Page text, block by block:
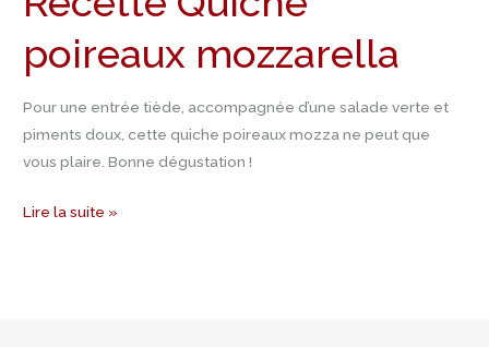
poireaux mozzarella
Pour une entrée tiède, accompagnée d’une salade verte et
piments doux, cette quiche poireaux mozza ne peut que
vous plaire. Bonne dégustation !
mozzarella
Lire la suite »